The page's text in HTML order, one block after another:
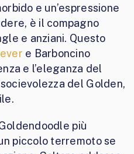
e un’espressione
è il compagno
e anziani. Questo
e Barboncino
e l’eleganza del
del Golden,
più
piccolo terremoto se